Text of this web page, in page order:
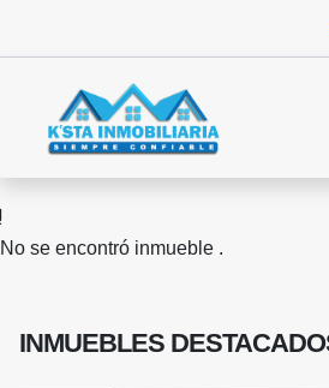
No se encontró inmueble .
INMUEBLES